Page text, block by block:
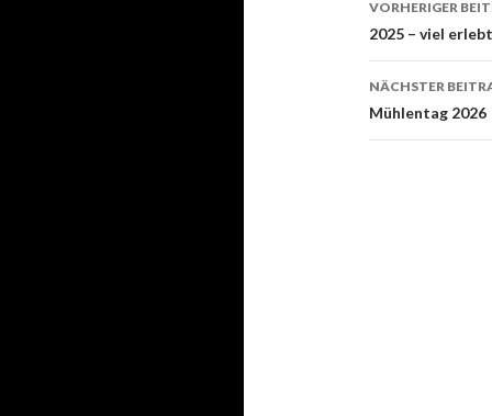
VORHERIGER
2025 – viel
NÄCHSTER
Mühlentag 2026